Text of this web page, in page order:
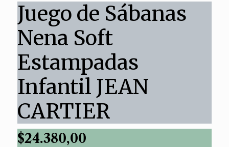
Juego de Sábanas
Nena Soft
Estampadas
Infantil JEAN
CARTIER
$24.380,00